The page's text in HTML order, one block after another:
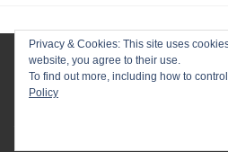
Privacy & Cookies: This site uses
website, you agree to their use.
To find out more, including how to
Policy